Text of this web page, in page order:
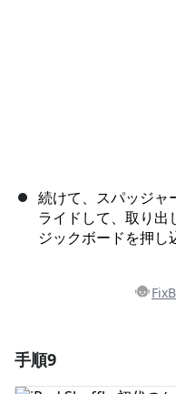
続けて、スパッジャ
ライドして、取り出
ジックボードを押し
手順9